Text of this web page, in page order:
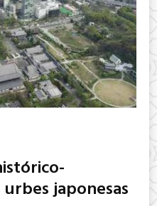
japonesas